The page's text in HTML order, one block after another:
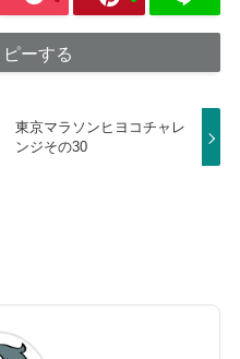
ーする
東京マラソンヒヨコチャレ
ンジその30